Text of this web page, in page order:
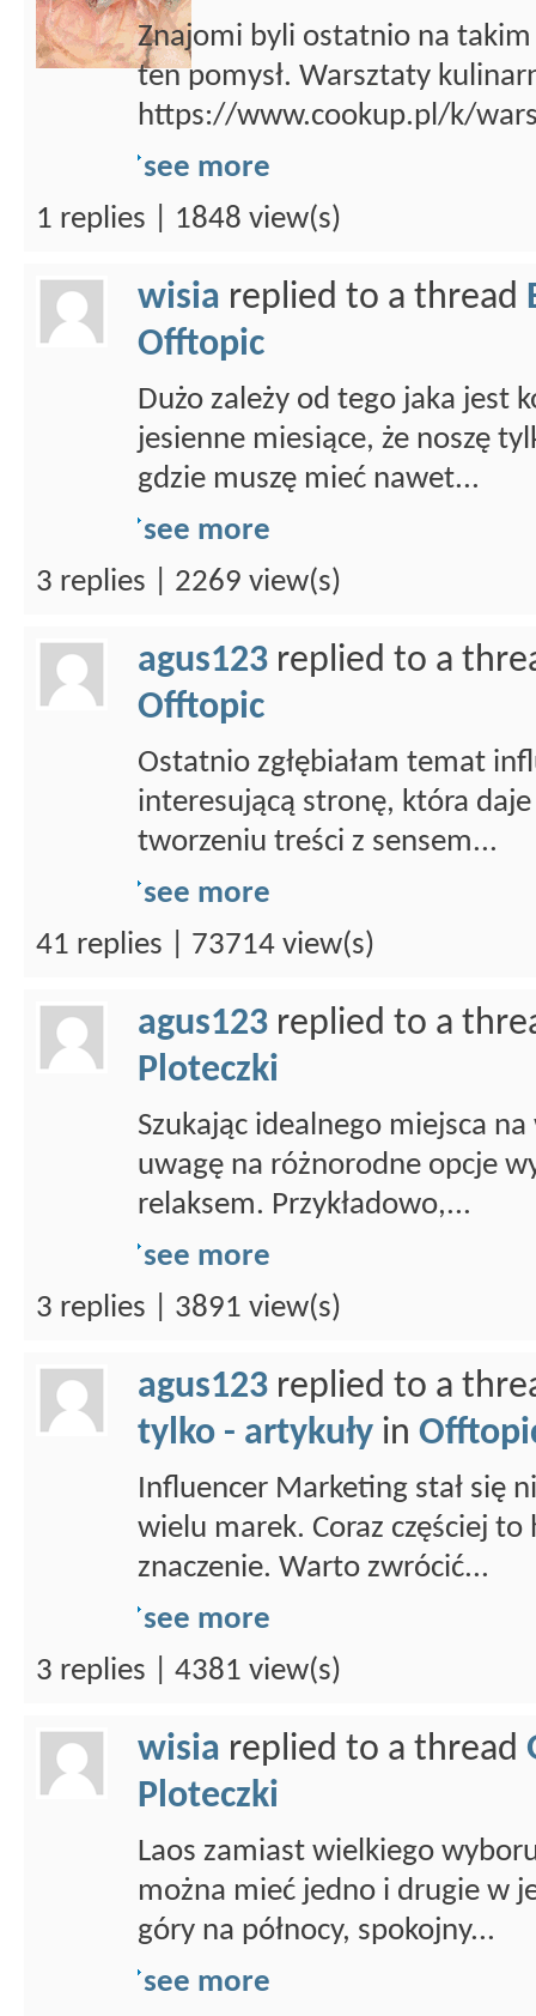
Znajomi byli ostatnio na
ten pomysł. Warsztaty
https://www.cookup.pl/k/
see more
1 replies | 1848 view(s)
wisia replied to a thread
Offtopic
Dużo zależy od tego jaka jest
jesienne miesiące, że noszę
gdzie muszę mieć nawet...
see more
3 replies | 2269 view(s)
agus123 replied to a
Offtopic
Ostatnio zgłębiałam temat
interesującą stronę, która
tworzeniu treści z sensem...
see more
41 replies | 73714 view(s)
agus123 replied to a
Ploteczki
Szukając idealnego miejsca
uwagę na różnorodne opcje
relaksem. Przykładowo,...
see more
3 replies | 3891 view(s)
agus123 replied to a
tylko - artykuły in
Influencer Marketing stał się
wielu marek. Coraz częściej
znaczenie. Warto zwrócić...
see more
3 replies | 4381 view(s)
wisia replied to a thread
Ploteczki
Laos zamiast wielkiego
można mieć jedno i drugie w
góry na północy, spokojny...
see more